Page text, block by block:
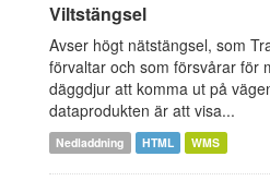
Viltstängsel
Avser högt nätstängsel, som
förvaltar och som försvårar för
däggdjur att komma ut på
dataprodukten är att visa...
Nedladdning HTML WMS